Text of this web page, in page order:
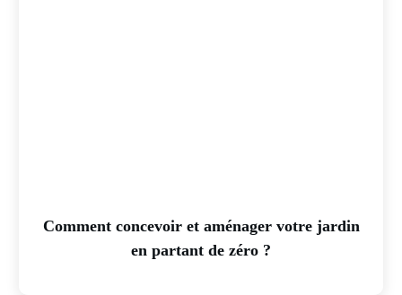
Comment concevoir et aménager votre jardin
en partant de zéro ?